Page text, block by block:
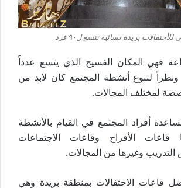
بريدة نسائية تتسع ل٩٠ فرد
فهي المكان الفسيح الذي يتسع عدداً
لتنوع أنشطة المجتمع كان لابد من
لمختلف المجالات.
أفراد المجتمع في القيام بالأنشطة
قاعات الأفراح وقاعات الاجتماعات
وغيرها من المجالات.
قاعات الاحتفالات بمنطقة بريدة وهي